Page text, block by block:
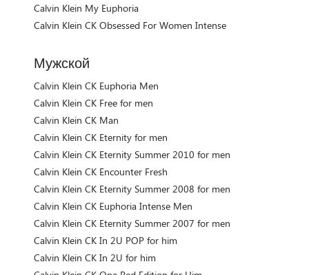
Calvin Klein My Euphoria
Calvin Klein CK Obsessed For Women Intense
Мужской
Calvin Klein CK Euphoria Men
Calvin Klein CK Free for men
Calvin Klein CK Man
Calvin Klein CK Eternity for men
Calvin Klein CK Eternity Summer 2010 for men
Calvin Klein CK Encounter Fresh
Calvin Klein CK Eternity Summer 2008 for men
Calvin Klein CK Euphoria Intense Men
Calvin Klein CK Eternity Summer 2007 for men
Calvin Klein CK In 2U POP for him
Calvin Klein CK In 2U for him